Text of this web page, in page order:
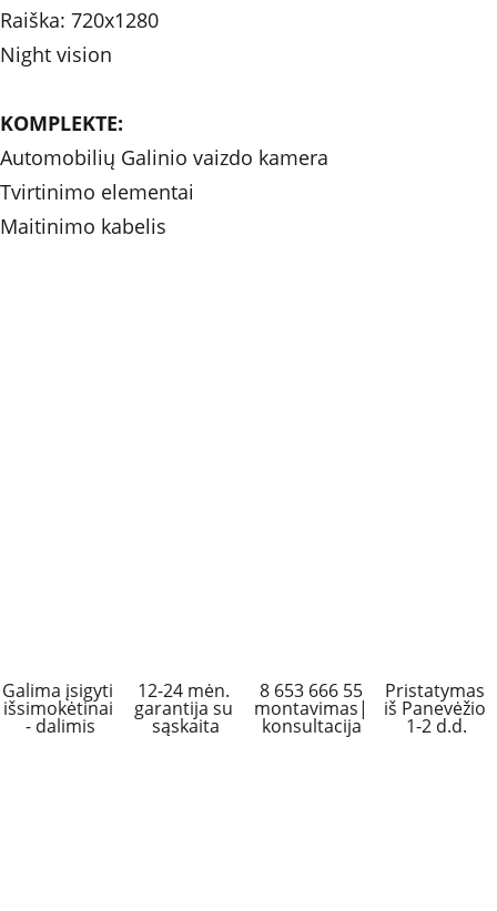
Raiška: 720x1280
Night vision
KOMPLEKTE:
Automobilių Galinio vaizdo kamera
Tvirtinimo elementai
Maitinimo kabelis
12-24 mėn.
garantija su
sąskaita
Galima įsigyti
išsimokėtinai
- dalimis
montavimas|
konsultacija
Pristatymas
iš Panevėžio
1-2 d.d.